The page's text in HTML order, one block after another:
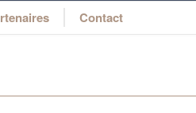
Contact